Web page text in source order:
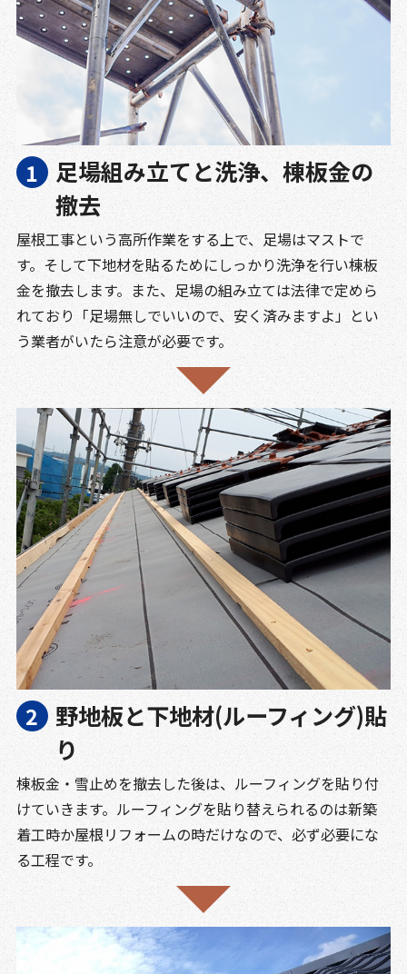
足場組み立てと洗浄、棟板金の
撤去
屋根工事という高所作業をする上で、足場はマストで
す。そして下地材を貼るためにしっかり洗浄を行い棟板
金を撤去します。また、足場の組み立ては法律で定めら
れており「足場無しでいいので、安く済みますよ」とい
う業者がいたら注意が必要です。
野地板と下地材(ルーフィング)貼
り
棟板金・雪止めを撤去した後は、ルーフィングを貼り付
けていきます。ルーフィングを貼り替えられるのは新築
着工時か屋根リフォームの時だけなので、必ず必要にな
る工程です。